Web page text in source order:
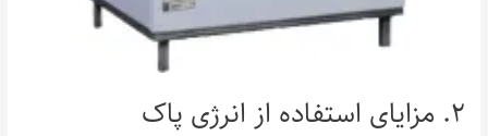
۲. مزایای استفاده از انرژی پاک